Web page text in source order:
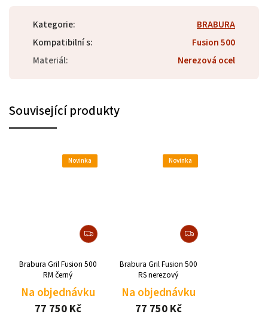
Kategorie:
BRABURA
Kompatibilní s:
Fusion 500
Materiál: Nerezová ocel
Související produkty
Novinka
Brabura Gril Fusion 500
RM černý
Na objednávku
77 750 Kč
Novinka
Brabura Gril Fusion 500
RS nerezový
Na objednávku
77 750 Kč